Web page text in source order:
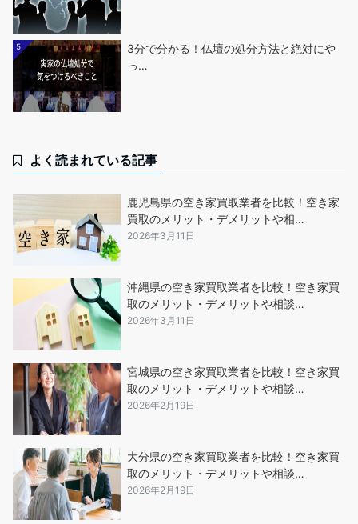
5
3分で分かる！仏壇の処分方法と絶対にや
っ…
よく読まれている記事
鹿児島県の空き家買取業者を比較！空き家
買取のメリット・デメリットや相…
2026年3月11日
沖縄県の空き家買取業者を比較！空き家買
取のメリット・デメリットや相談…
2026年3月11日
宮城県の空き家買取業者を比較！空き家買
取のメリット・デメリットや相談…
2026年2月19日
大分県の空き家買取業者を比較！空き家買
取のメリット・デメリットや相談…
2026年2月19日